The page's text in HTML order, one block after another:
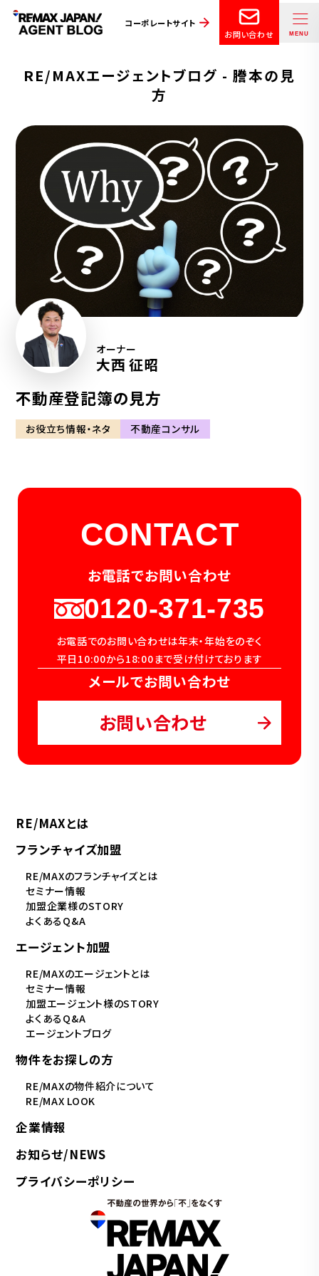
コーポレートサイト
お問い合わせ
RE/MAXエージェントブログ - 謄本の見
方
オーナー
大西 征昭
不動産登記簿の見方
お役立ち情報・ネタ 不動産コンサル
CONTACT
お電話でお問い合わせ
0120-371-735
お電話でのお問い合わせは年末・年始をのぞく
平日10:00から18:00まで受け付けております
メールでお問い合わせ
お問い合わせ
RE/MAXとは
フランチャイズ加盟
RE/MAXのフランチャイズとは
セミナー情報
加盟企業様のSTORY
よくあるQ&A
エージェント加盟
RE/MAXのエージェントとは
セミナー情報
加盟エージェント様のSTORY
よくあるQ&A
エージェントブログ
物件をお探しの方
RE/MAXの物件紹介について
RE/MAX LOOK
企業情報
お知らせ/NEWS
プライバシーポリシー